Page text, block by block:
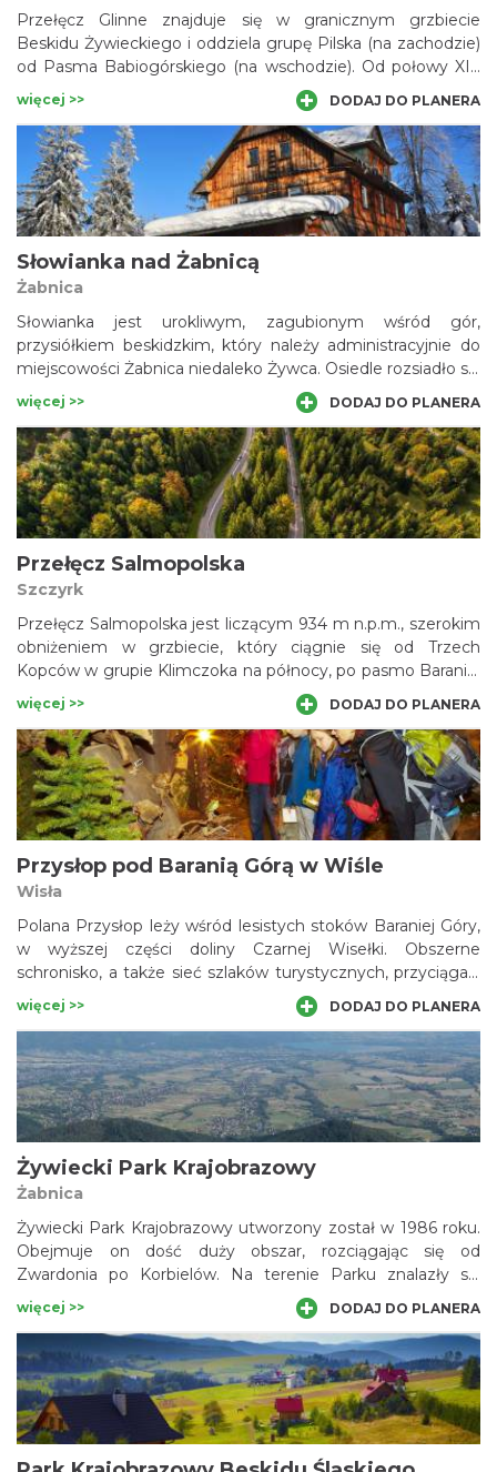
Przełęcz Glinne znajduje się w granicznym grzbiecie
Beskidu Żywieckiego i oddziela grupę Pilska (na zachodzie)
od Pasma Babiogórskiego (na wschodzie). Od połowy XIX
wieku do 2007 roku przełęcz funkcjonowała jako przejście
graniczne na ważnym trakcie komunikacyjnym, łączącym
najpierw Galicję z Węgrami, a później Polskę ze Słowacją.
Turyści mijają przełęcz wędrując najczęściej pieszym
Głównym Szlakiem Beskidzkim im. Kazimierza
Sosnowskiego.
więcej >> DODAJ DO PLANERA
Słowianka nad Żabnicą
Żabnica
Słowianka jest urokliwym, zagubionym wśród gór,
przysiółkiem beskidzkim, który należy administracyjnie do
miejscowości Żabnica niedaleko Żywca. Osiedle rozsiadło się
na dużej polanie, położonej na grzbiecie, który wieńczy
dominujący nad okolicą szczyt Romanka (1366 m n.p.m.) i
biegnie ku północy. W drewnianym, okazałym domu mieści
się tutaj prywatna Górska Stacja Turystyczna „Słowianka”,
oferująca turystom nocleg, zakupy w sklepie spożywczym,
a nawet jazdę konną.
więcej >> DODAJ DO PLANERA
Przełęcz Salmopolska
Szczyrk
Przełęcz Salmopolska jest liczącym 934 m n.p.m., szerokim
obniżeniem w grzbiecie, który ciągnie się od Trzech
Kopców w grupie Klimczoka na północy, po pasmo Baraniej
Góry i Skrzycznego na południowym wschodzie Beskidu
Śląskiego. Prowadzi przez nią droga wojewódzka nr 942,
łącząca Bielsko-Białą z Wisłą. Przełęcz jest ważnym
węzłem szlaków turystycznych, a także ośrodkiem sportów
zimowych. Znajduje się tutaj zajazd, bar, parking i
przystanek autobusowy.
więcej >> DODAJ DO PLANERA
Przysłop pod Baranią Górą w Wiśle
Wisła
Polana Przysłop leży wśród lesistych stoków Baraniej Góry,
w wyższej części doliny Czarnej Wisełki. Obszerne
schronisko, a także sieć szlaków turystycznych, przyciągają
tutaj wędrowców o każdej porze roku. Na polanie znajdują
się ponadto muzeum turystyki górskiej oraz edukacyjna
Izba Leśna. Przysłop jest łatwo osiągalny w pieszej
wędrówce od strony miejscowości Wisła. Schronisko
stanowi popularny punkt wypadowy na szczyt Baraniej
Góry.
więcej >> DODAJ DO PLANERA
Żywiecki Park Krajobrazowy
Żabnica
Żywiecki Park Krajobrazowy utworzony został w 1986 roku.
Obejmuje on dość duży obszar, rozciągając się od
Zwardonia po Korbielów. Na terenie Parku znalazły się
przede wszystkim: Grupa Wielkiej Raczy oraz wyniosłe
pasmo górskie obejmujące masyw Pilska wraz z
kulminacjami Lipowskiej i Romanki. Osobliwości
przyrodnicze, malownicze krajobrazy z widokowymi
grzbietami górskimi, a także zagospodarowanie
turystyczne z siecią szlaków i schronisk, czynią z tego
obszaru jeden z najatrakcyjniejszych rejonów kraju.
więcej >> DODAJ DO PLANERA